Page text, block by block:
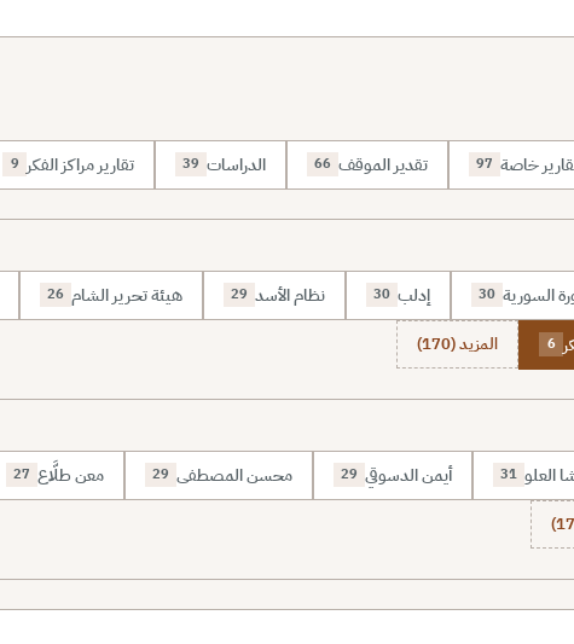
خاصة 97 تقدير الموقف 66 الدراسات 39 تقارير مراكز الفكر 9
السورية 30 إدلب 30 نظام الأسد 29 هيئة تحرير الشام 26
6 المزيد (170)
العلو 31 أيمن الدسوقي 29 محسن المصطفى 29 معن طلَّاع 27